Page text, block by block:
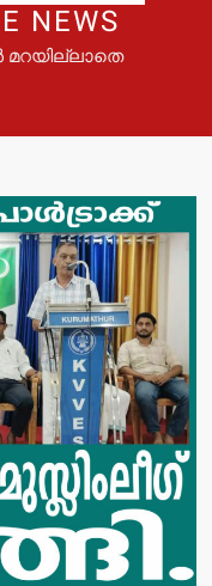
NEWS
മറയില്ലാതെ